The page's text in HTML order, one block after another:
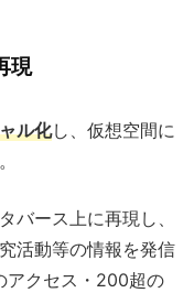
現
ル化し、仮想空間に
バース上に再現し、
活動等の情報を発信
アクセス・200超の